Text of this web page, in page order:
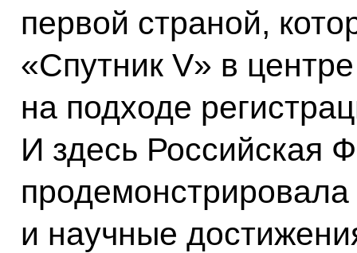
первой страной,
«Спутник V» в
на подходе
И здесь Российская
и научные